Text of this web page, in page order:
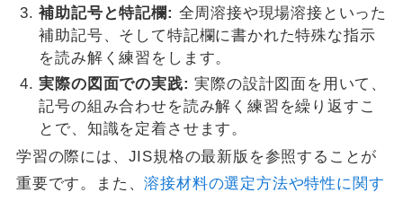
補助記号と特記欄: 全周溶接や現場溶接といった
補助記号、そして特記欄に書かれた特殊な指示
を読み解く練習をします。
実際の図面での実践: 実際の設計図面を用いて、
記号の組み合わせを読み解く練習を繰り返すこ
とで、知識を定着させます。
学習の際には、JIS規格の最新版を参照することが
重要です。また、溶接材料の選定方法や特性に関す